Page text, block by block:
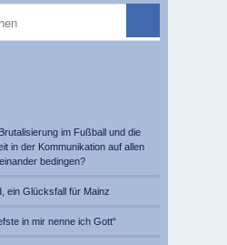
im Fußball und die
in der Kommunikation auf allen
bedingen?
ein Glücksfall für Mainz
in mir nenne ich Gott“